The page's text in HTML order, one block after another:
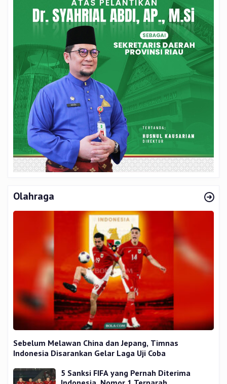
Olahraga
Sebelum Melawan China dan Jepang, Timnas
Indonesia Disarankan Gelar Laga Uji Coba
5 Sanksi FIFA yang Pernah Diterima